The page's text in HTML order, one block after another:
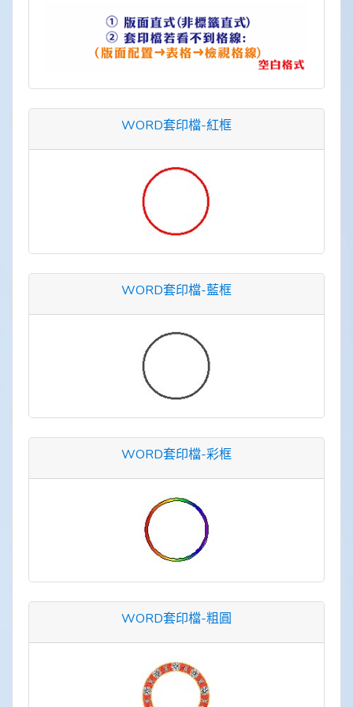
WORD套印檔-紅框
WORD套印檔-藍框
WORD套印檔-彩框
WORD套印檔-粗圓